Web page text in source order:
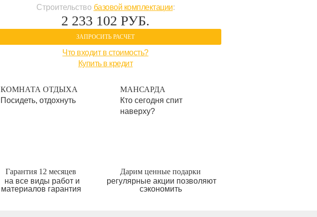
Строительство базовой комплектации:
2 233 102 РУБ.
ЗАПРОСИТЬ РАСЧЕТ
Что входит в стоимость?
Купить в кредит
КОМНАТА ОТДЫХА
Посидеть, отдохнуть
МАНСАРДА
Кто сегодня спит
наверху?
Гарантия 12 месяцев
на все виды работ и
материалов гарантия
Дарим ценные подарки
регулярные акции позволяют
сэкономить